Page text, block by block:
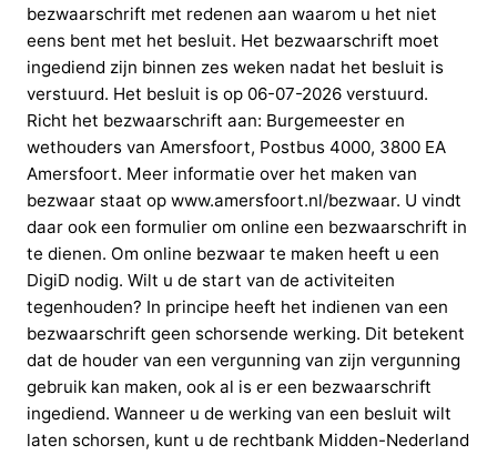
bezwaarschrift met redenen aan waarom u het niet
eens bent met het besluit. Het bezwaarschrift moet
ingediend zijn binnen zes weken nadat het besluit is
verstuurd. Het besluit is op 06-07-2026 verstuurd.
Richt het bezwaarschrift aan: Burgemeester en
wethouders van Amersfoort, Postbus 4000, 3800 EA
Amersfoort. Meer informatie over het maken van
bezwaar staat op www.amersfoort.nl/bezwaar. U vindt
daar ook een formulier om online een bezwaarschrift in
te dienen. Om online bezwaar te maken heeft u een
DigiD nodig. Wilt u de start van de activiteiten
tegenhouden? In principe heeft het indienen van een
bezwaarschrift geen schorsende werking. Dit betekent
dat de houder van een vergunning van zijn vergunning
gebruik kan maken, ook al is er een bezwaarschrift
ingediend. Wanneer u de werking van een besluit wilt
laten schorsen, kunt u de rechtbank Midden-Nederland